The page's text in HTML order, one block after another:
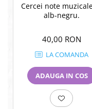
Cercei note muzicale in
alb-negru.
40,00 RON
LA COMANDA
ADAUGA IN COS